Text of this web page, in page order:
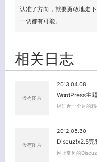
认准了方向，就要勇敢地走
一切都有可能。
相关日志
没有图片
2013.04.08
WordPress主
经过近一个月的
没有图片
2012.05.30
Discuz!x2.5完
网上常见的